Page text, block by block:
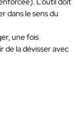
dans le sens du
une fois
de la dévisser avec